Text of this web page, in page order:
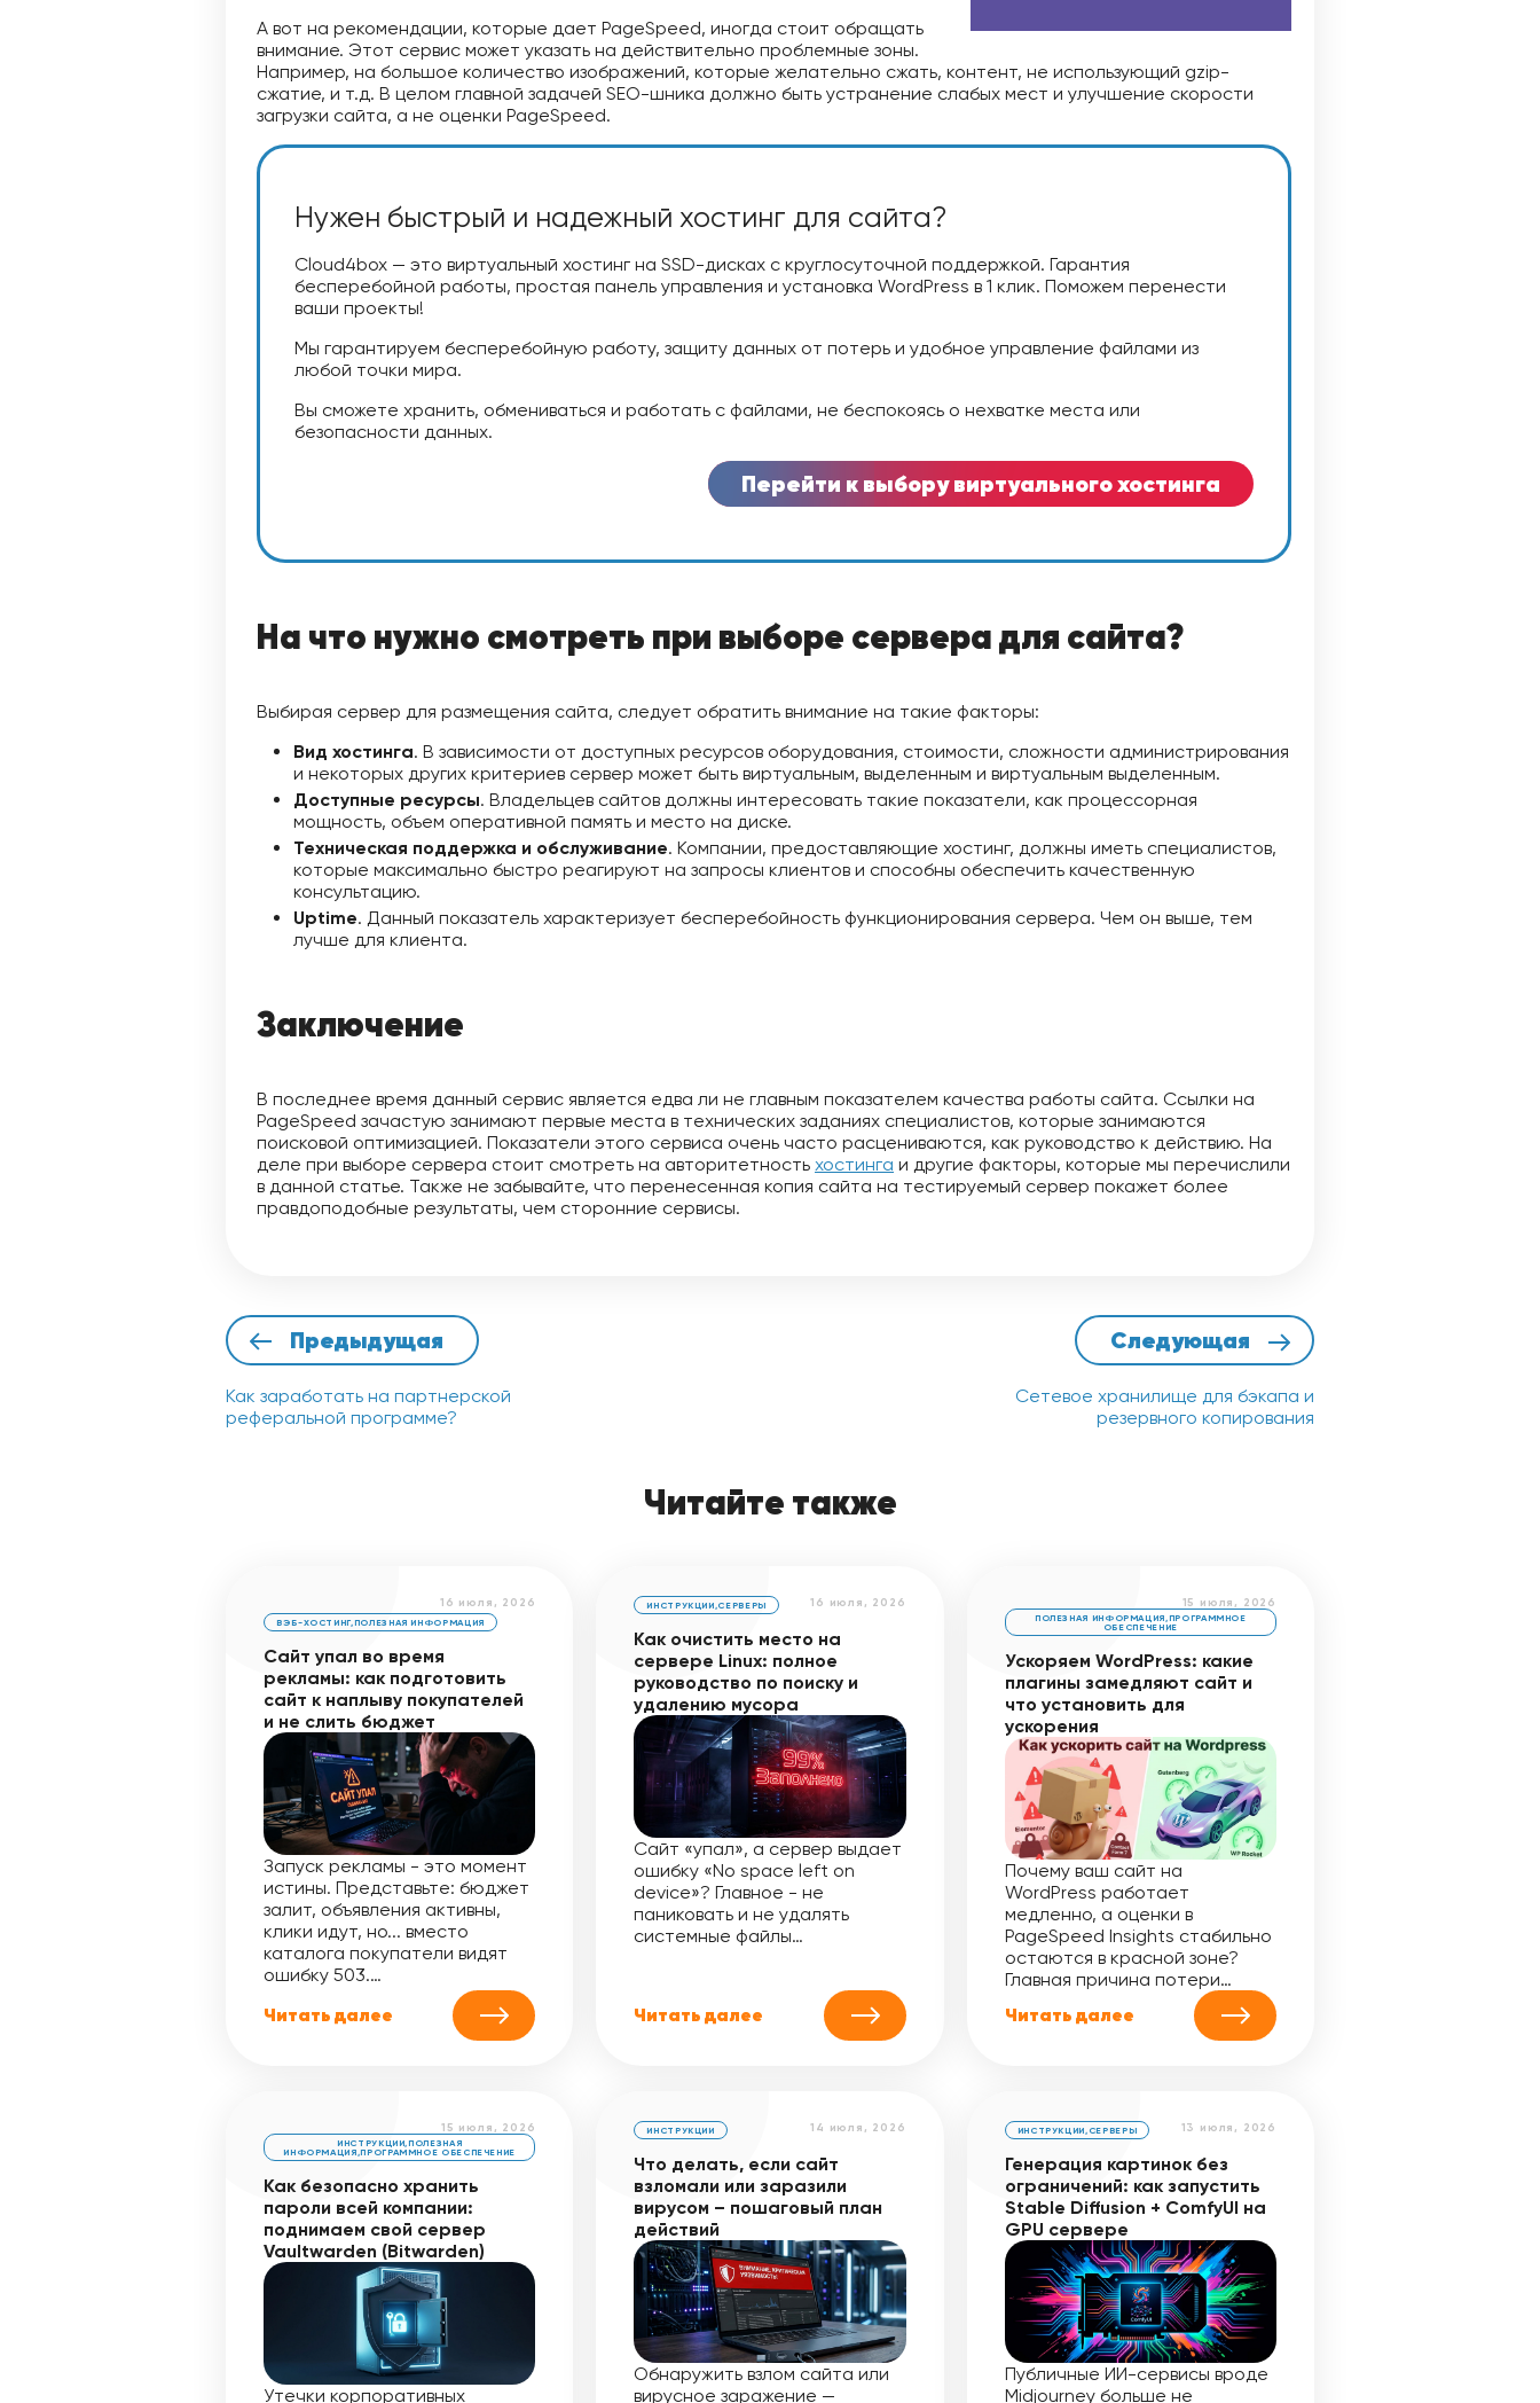
А вот на рекомендации, которые дает PageSpeed, иногда стоит обращать
внимание. Этот сервис может указать на действительно проблемные зоны.
Например, на большое количество изображений, которые желательно сжать, контент, не использующий gzip-
сжатие, и т.д. В целом главной задачей SEO-шника должно быть устранение слабых мест и улучшение скорости
загрузки сайта, а не оценки PageSpeed.
Нужен быстрый и надежный хостинг для сайта?
Cloud4box — это виртуальный хостинг на SSD-дисках с круглосуточной поддержкой. Гарантия
бесперебойной работы, простая панель управления и установка WordPress в 1 клик. Поможем перенести
ваши проекты!
Мы гарантируем бесперебойную работу, защиту данных от потерь и удобное управление файлами из
любой точки мира.
Вы сможете хранить, обмениваться и работать с файлами, не беспокоясь о нехватке места или
безопасности данных.
Перейти к выбору виртуального хостинга
На что нужно смотреть при выборе сервера для сайта?
Выбирая сервер для размещения сайта, следует обратить внимание на такие факторы:
Вид хостинга. В зависимости от доступных ресурсов оборудования, стоимости, сложности администрирования
и некоторых других критериев сервер может быть виртуальным, выделенным и виртуальным выделенным.
Доступные ресурсы. Владельцев сайтов должны интересовать такие показатели, как процессорная
мощность, объем оперативной память и место на диске.
Техническая поддержка и обслуживание. Компании, предоставляющие хостинг, должны иметь специалистов,
которые максимально быстро реагируют на запросы клиентов и способны обеспечить качественную
консультацию.
Uptime. Данный показатель характеризует бесперебойность функционирования сервера. Чем он выше, тем
лучше для клиента.
Заключение
В последнее время данный сервис является едва ли не главным показателем качества работы сайта. Ссылки на
PageSpeed зачастую занимают первые места в технических заданиях специалистов, которые занимаются
поисковой оптимизацией. Показатели этого сервиса очень часто расцениваются, как руководство к действию. На
деле при выборе сервера стоит смотреть на авторитетность хостинга и другие факторы, которые мы перечислили
в данной статье. Также не забывайте, что перенесенная копия сайта на тестируемый сервер покажет более
правдоподобные результаты, чем сторонние сервисы.
Предыдущая
Как заработать на партнерской
реферальной программе?
Следующая
Сетевое хранилище для бэкапа и
резервного копирования
Читайте также
16 июля, 2026
ВЭБ-ХОСТИНГ,ПОЛЕЗНАЯ ИНФОРМАЦИЯ
Сайт упал во время
рекламы: как подготовить
сайт к наплыву покупателей
и не слить бюджет
Запуск рекламы - это момент
истины. Представьте: бюджет
залит, объявления активны,
клики идут, но... вместо
каталога покупатели видят
ошибку 503.…
Читать далее
16 июля, 2026
ИНСТРУКЦИИ,СЕРВЕРЫ
Как очистить место на
сервере Linux: полное
руководство по поиску и
удалению мусора
Сайт «упал», а сервер выдает
ошибку «No space left on
device»? Главное - не
паниковать и не удалять
системные файлы…
Читать далее
15 июля, 2026
ПОЛЕЗНАЯ ИНФОРМАЦИЯ,ПРОГРАММНОЕ
ОБЕСПЕЧЕНИЕ
Ускоряем WordPress: какие
плагины замедляют сайт и
что установить для
ускорения
Почему ваш сайт на
WordPress работает
медленно, а оценки в
PageSpeed Insights стабильно
остаются в красной зоне?
Главная причина потери…
Читать далее
15 июля, 2026
ИНСТРУКЦИИ,ПОЛЕЗНАЯ
ИНФОРМАЦИЯ,ПРОГРАММНОЕ ОБЕСПЕЧЕНИЕ
Как безопасно хранить
пароли всей компании:
поднимаем свой сервер
Vaultwarden (Bitwarden)
Утечки корпоративных
14 июля, 2026
ИНСТРУКЦИИ
Что делать, если сайт
взломали или заразили
вирусом – пошаговый план
действий
Обнаружить взлом сайта или
вирусное заражение —
13 июля, 2026
ИНСТРУКЦИИ, СЕРВЕРЫ
Генерация картинок без
ограничений: как запустить
Stable Diffusion + ComfyUI на
GPU сервере
Публичные ИИ-сервисы вроде
Midjourney больше не